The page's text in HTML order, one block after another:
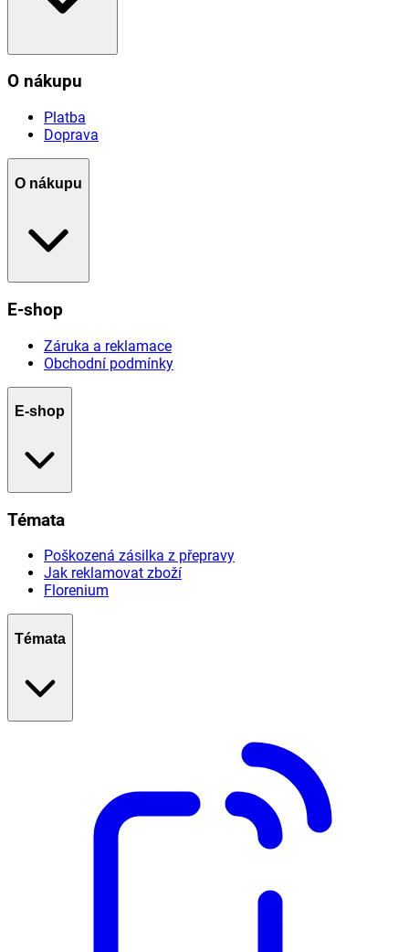
O nákupu
Platba
Doprava
O nákupu
E-shop
Záruka a reklamace
Obchodní podmínky
E-shop
Témata
Poškozená zásilka z přepravy
Jak reklamovat zboží
Florenium
Témata